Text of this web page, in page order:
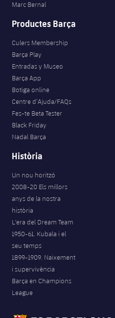
Marc Bernal
Productes Barça
Culers Membership
Barça Play
Entradas y Museo
Barça App
Botiga online
Centre d’Ajuda/FAQs
Fes-te Beta Tester
Black Friday
Nadal Barça
Història
Un nou horitzó
2008-20 Els millors
anys de la nostra
història
L'era del Dream Team
1950-61. Kubala i el
seu temps
1899-1909. Naixement
i supervivència
Barça en Champions
League